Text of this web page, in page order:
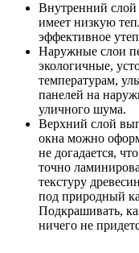
Внутренний слой
имеет низкую
эффективное
Наружные слои
экологичные,
температурам,
панелей на
уличного шума.
Верхний слой
окна можно
не догадается,
точно
текстуру
под природный
Подкрашивать,
ничего не